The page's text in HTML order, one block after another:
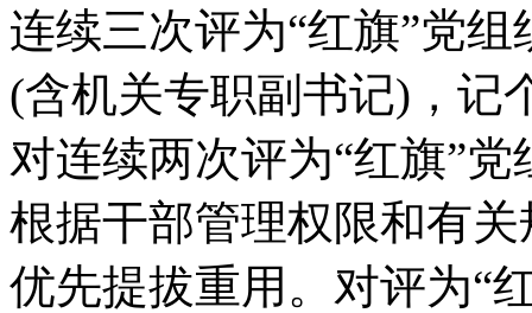
连续三次评为“红旗”党
(含机关专职副书记)，记
对连续两次评为“红旗”
根据干部管理权限和有
优先提拔重用。对评为“